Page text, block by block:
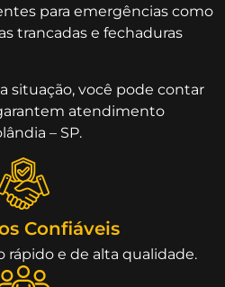
para emergências como
trancadas e fechaduras
você pode contar
atendimento
– SP.
Confiáveis
rápido e de alta qualidade.